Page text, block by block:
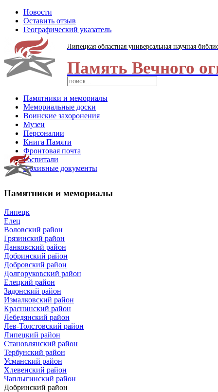
Новости
Оставить отзыв
Географический указатель
Липецкая областная универсальная научная
Память Вечного
Памятники и мемориалы
Мемориальные доски
Воинские захоронения
Музеи
Персоналии
Книга Памяти
Фронтовая почта
Госпитали
Архивные документы
Памятники и мемориалы
Липецк
Елец
Воловский район
Грязинский район
Данковский район
Добринский район
Добровский район
Долгоруковский район
Елецкий район
Задонский район
Измалковский район
Краснинский район
Лебедянский район
Лев-Толстовский район
Липецкий район
Становлянский район
Тербунский район
Усманский район
Хлевенский район
Чаплыгинский район
Добринский район